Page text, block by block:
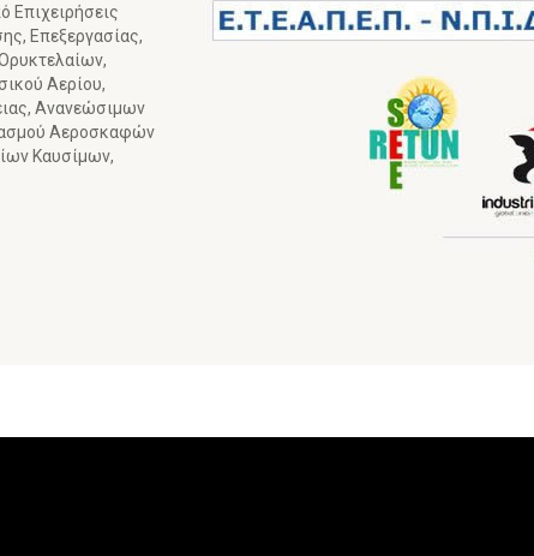
Επιχειρήσεις
Επεξεργασίας,
Αερίου,
Ανανεώσιμων
Αεροσκαφών
Καυσίμων,